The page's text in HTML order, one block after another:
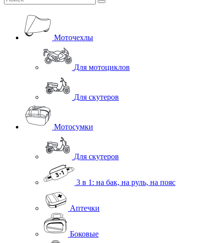
Моточехлы
Для мотоциклов
Для скутеров
Мотосумки
Для скутеров
3 в 1: на бак, на руль, на пояс
Аптечки
Боковые